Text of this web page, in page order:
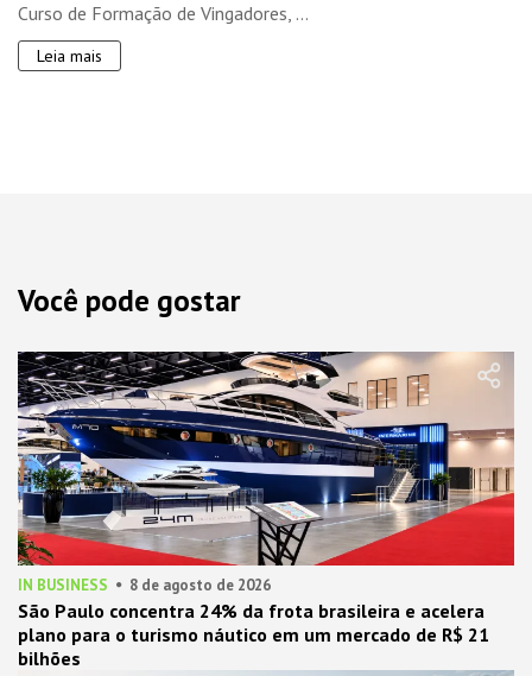
Curso de Formação de Vingadores, ...
Leia mais
Você pode gostar
IN BUSINESS 8 de agosto de 2026
São Paulo concentra 24% da frota brasileira e acelera
plano para o turismo náutico em um mercado de R$ 21
bilhões